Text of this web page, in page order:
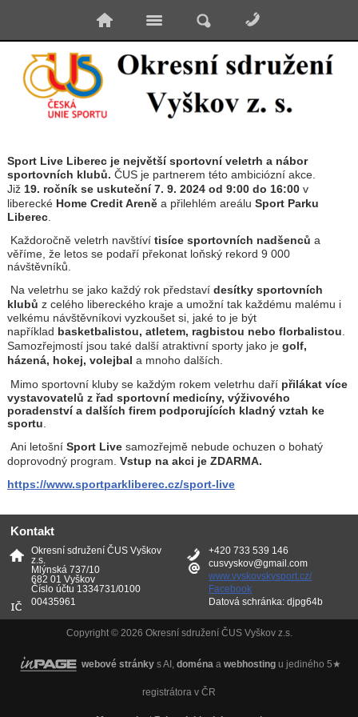
Sport Live Liberec je největší sportovní veletrh a nábor
sportovních klubů. ČUS je partnerem této ambiciózní akce.
Již 19. ročník se uskuteční 7. 9. 2024 od 9:00 do 16:00 v
liberecké Home Credit Areně a přilehlém areálu Sport Parku
Liberec.
Každoročně veletrh navštíví tisíce sportovních nadšenců a
věříme, že letos se podaří překonat loňský rekord 9 000
návštěvníků.
Na veletrhu se jako každý rok představí desítky sportovních
klubů z celého libereckého kraje a umožní tak každému malému i
velkému návštěvníkovi vyzkoušet si, jaké to je být
například basketbalistou, atletem, ragbistou nebo florbalistou.
Samozřejmostí jsou také další atraktivní sporty jako je golf,
házená, hokej, volejbal a mnoho dalších.
Mimo sportovní kluby se každým rokem veletrhu daří přilákat více
vystavovatelů z řad sportovní medicíny, výživového
poradenství a dalších firem podporujících kladný vztah ke
sportu.
Ani letošní Sport Live samozřejmě nebude ochuzen o bohatý
doprovodný program. Vstup na akci je ZDARMA.
https://www.sportparkliberec.cz/sport-live
Kontakt
Okresní sdružení ČUS Vyškov
z.s.
Mlýnská 737/10
682 01 Vyškov
Číslo účtu 1334731/0100
00435961
+420 733 539 146
cusvyskov@gmail.com
www.vyskovskysport.cz/
Facebook
Datová schránka: djpg64b
Copyright © 2026 Okresní sdružení ČUS Vyškov z.s.
webové stránky s AI, doména a webhosting u jediného 5★
registrátora v ČR